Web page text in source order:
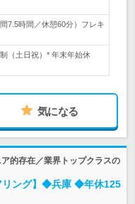
7.5時間／休憩60分）フレキ
（土日祝）* 年末年始休
気になる
的存在／業界トップクラスの
リング】◆兵庫 ◆年休125